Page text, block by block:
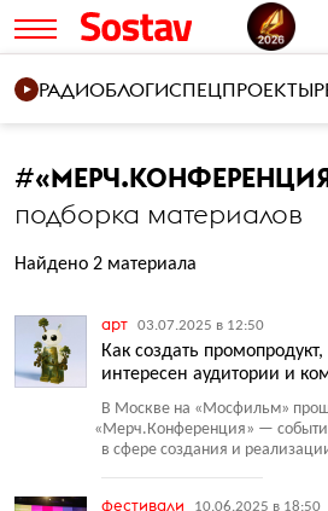
РАДИОБЛОГИСПЕЦПРОЕКТЫ
#
подборка материалов
Найдено 2 материала
арт 03.07.2025 в 12:50
Как создать
интересен аудитории и
В Москве на «Мосфильм»
«Мерч.Конференция» —
в сфере создания и
фестивали 10.06.2025 в 18:50